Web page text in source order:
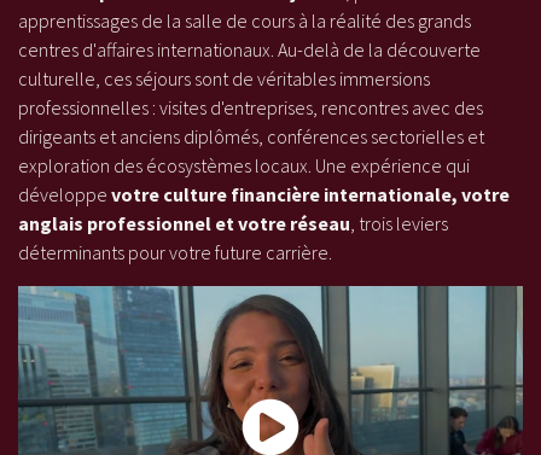
apprentissages de la salle de cours à la réalité des grands
centres d'affaires internationaux. Au-delà de la découverte
culturelle, ces séjours sont de véritables immersions
professionnelles : visites d'entreprises, rencontres avec des
dirigeants et anciens diplômés, conférences sectorielles et
exploration des écosystèmes locaux. Une expérience qui
développe votre culture financière internationale, votre
anglais professionnel et votre réseau, trois leviers
déterminants pour votre future carrière.
Une semaine au cœur de la finance à Londres avec l'ESG Finance